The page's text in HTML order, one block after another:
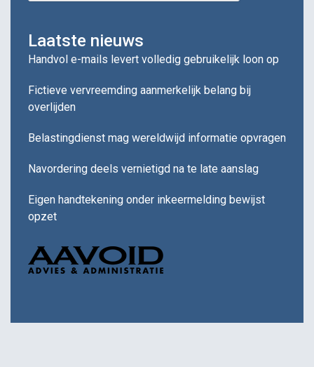
Laatste nieuws
Handvol e-mails levert volledig gebruikelijk loon op
Fictieve vervreemding aanmerkelijk belang bij
overlijden
Belastingdienst mag wereldwijd informatie opvragen
Navordering deels vernietigd na te late aanslag
Eigen handtekening onder inkeermelding bewijst
opzet